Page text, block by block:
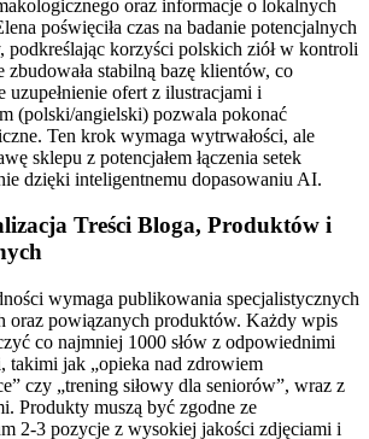
oraz informacje o lokalnych
poświęciła czas na badanie potencjalnych
podkreślając korzyści polskich ziół w kontroli
zbudowała stabilną bazę klientów, co
uzupełnienie ofert z ilustracjami i
(polski/angielski) pozwala pokonać
Ten krok wymaga wytrwałości, ale
sklepu z potencjałem łączenia setek
dzięki inteligentnemu dopasowaniu AI.
Treści Bloga, Produktów i
wymaga publikowania specjalistycznych
oraz powiązanych produktów. Każdy wpis
co najmniej 1000 słów z odpowiednimi
takimi jak „opieka nad zdrowiem
czy „trening siłowy dla seniorów”, wraz z
Produkty muszą być zgodne ze
2-3 pozycje z wysokiej jakości zdjęciami i